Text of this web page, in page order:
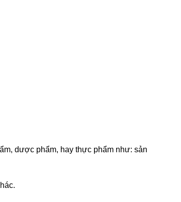
dược phẩm, hay thực phẩm như: sản